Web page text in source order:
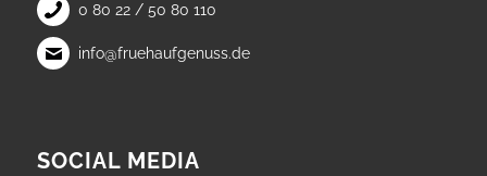
0 80 22 / 50 80 110
info@fruehaufgenuss.de
SOCIAL MEDIA